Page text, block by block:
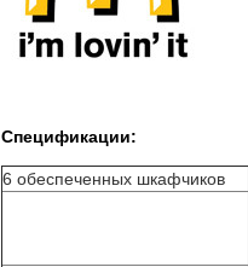
Спецификации:
6 обеспеченных шкафчиков